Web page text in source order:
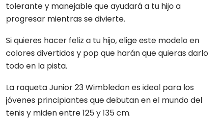
tolerante y manejable que ayudará a tu hijo a
progresar mientras se divierte.
Si quieres hacer feliz a tu hijo, elige este modelo en
colores divertidos y pop que harán que quieras darlo
todo en la pista.
La raqueta Junior 23 Wimbledon es ideal para los
jóvenes principiantes que debutan en el mundo del
tenis y miden entre 125 y 135 cm.